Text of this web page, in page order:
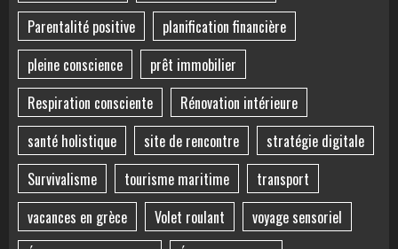
Parentalité positive
planification financière
pleine conscience
prêt immobilier
Respiration consciente
Rénovation intérieure
santé holistique
site de rencontre
stratégie digitale
Survivalisme
tourisme maritime
transport
vacances en grèce
Volet roulant
voyage sensoriel